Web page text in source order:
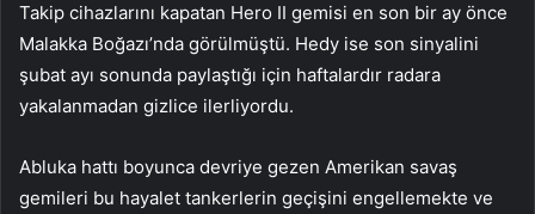
Takip cihazlarını kapatan Hero II gemisi en son bir ay önce
Malakka Boğazı’nda görülmüştü. Hedy ise son sinyalini
şubat ayı sonunda paylaştığı için haftalardır radara
yakalanmadan gizlice ilerliyordu.
Abluka hattı boyunca devriye gezen Amerikan savaş
gemileri bu hayalet tankerlerin geçişini engellemekte ve